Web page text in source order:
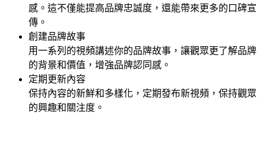
感。這不僅能提高品牌忠誠度，還能帶來更多的口碑宣
傳。
創建品牌故事
用一系列的視頻講述你的品牌故事，讓觀眾更了解品牌
的背景和價值，增強品牌認同感。
定期更新內容
保持內容的新鮮和多樣化，定期發布新視頻，保持觀眾
的興趣和關注度。